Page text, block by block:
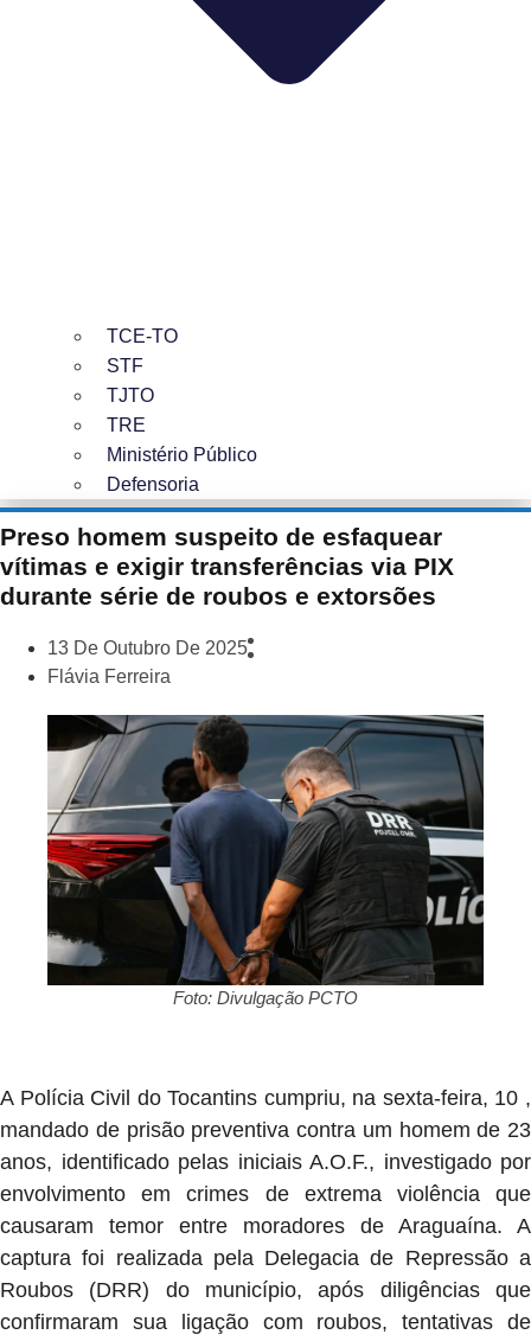
TCE-TO
STF
TJTO
TRE
Ministério Público
Defensoria
Preso homem suspeito de esfaquear
vítimas e exigir transferências via PIX
durante série de roubos e extorsões
13 De Outubro De 2025
Flávia Ferreira
Foto: Divulgação PCTO
A Polícia Civil do Tocantins cumpriu, na sexta-feira, 10 ,
mandado de prisão preventiva contra um homem de 23
anos, identificado pelas iniciais A.O.F., investigado por
envolvimento em crimes de extrema violência que
causaram temor entre moradores de Araguaína. A
captura foi realizada pela Delegacia de Repressão a
Roubos (DRR) do município, após diligências que
confirmaram sua ligação com roubos, tentativas de